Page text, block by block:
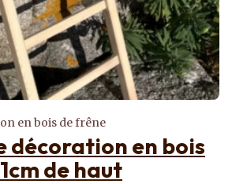
en bois de frêne
décoration en bois
de haut